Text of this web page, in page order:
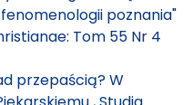
poznania"
Tom 55 Nr 4
przepaścią? W